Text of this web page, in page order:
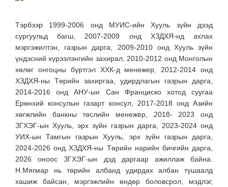
Тэрбээр 1999-2006 онд МУИС-ийн Хууль зүйн дээд
сургуульд багш, 2007-2009 онд ХЗДХЯ-нд ахлах
мэргэжилтэн, газрын дарга, 2009-2010 онд Хууль зүйн
үндэсний хүрээлэнгийн захирал, 2010-2012 онд Монголын
хөлөг онгоцны бүртгэл ХХК-д менежер, 2012-2014 онд
ХЗДХЯ-ны Төрийн захиргаа, удирдлагын газрын дарга,
2014-2016 онд АНУ-ын Сан Франциско хотод суугаа
Ерөнхий консулын газарт консул, 2017-2018 онд Азийн
хөгжлийн банкны төслийн менежер, 2018- 2023 онд
ЗГХЭГ-ын Хууль, эрх зүйн газрын дарга, 2023-2024 онд
УИХ-ын Тамгын газрын Хууль, эрх зүйн газрын дарга,
2024-2026 онд ХЗДХЯ-ны Төрийн нарийн бичгийн дарга,
2026 оноос ЗГХЭГ-ын дэд даргаар ажиллаж байна.
Н.Мягмар нь төрийн албанд удирдах албан тушаалд
хашиж байсан, мэргэжлийн өндөр боловсрол, мэдлэг,